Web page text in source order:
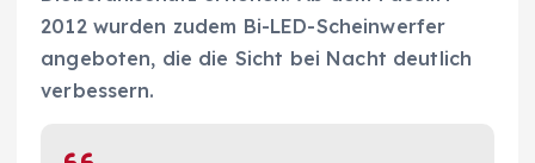
2012 wurden zudem Bi-LED-Scheinwerfer
angeboten, die die Sicht bei Nacht deutlich
verbessern.